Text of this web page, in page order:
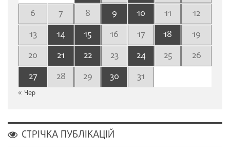
6
7 8 9 10 11
12
13
14 15 16 17 18
19
20
21 22 23 24 25
26
27
28 29 30 31
« Чер
СТРІЧКА ПУБЛІКАЦІЙ